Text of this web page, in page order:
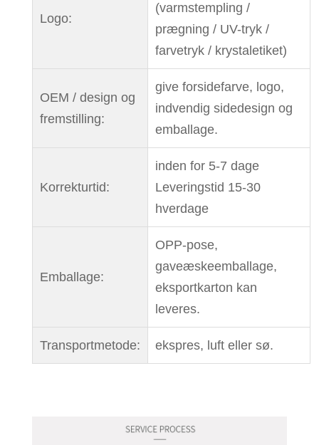
Logo:
(varmstempling /
prægning / UV-tryk /
farvetryk / krystaletiket)
OEM / design og
fremstilling:
give forsidefarve, logo,
indvendig sidedesign og
emballage.
Korrekturtid:
inden for 5-7 dage
Leveringstid 15-30
hverdage
Emballage:
OPP-pose,
gaveæskeemballage,
eksportkarton kan
leveres.
Transportmetode: ekspres, luft eller sø.